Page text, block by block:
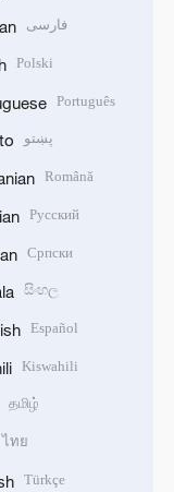
فارسی
Polski
Português
پښتو
Română
Русский
Српски
සිංහල
Español
Kiswahili
தமிழ்
ไทย
Türkçe